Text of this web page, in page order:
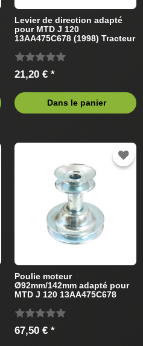
Levier de direction adapté
pour MTD J 120
13AA475C678 (1998) Tracteur
21,20 € *
Dans le panier
Poulie moteur
Ø92mm/142mm adapté pour
MTD J 120 13AA475C678
67,50 € *